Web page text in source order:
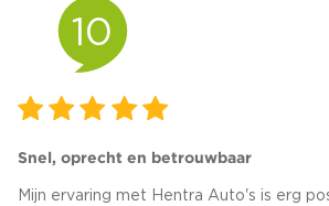
10
Snel, oprecht en betrouwbaar
Mijn ervaring met Hentra Auto's is erg